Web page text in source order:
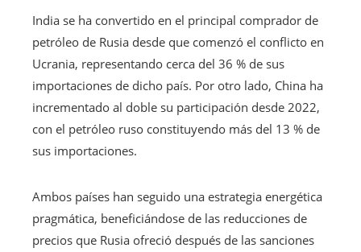
India se ha convertido en el principal comprador de
petróleo de Rusia desde que comenzó el conflicto en
Ucrania, representando cerca del 36 % de sus
importaciones de dicho país. Por otro lado, China ha
incrementado al doble su participación desde 2022,
con el petróleo ruso constituyendo más del 13 % de
sus importaciones.
Ambos países han seguido una estrategia energética
pragmática, beneficiándose de las reducciones de
precios que Rusia ofreció después de las sanciones